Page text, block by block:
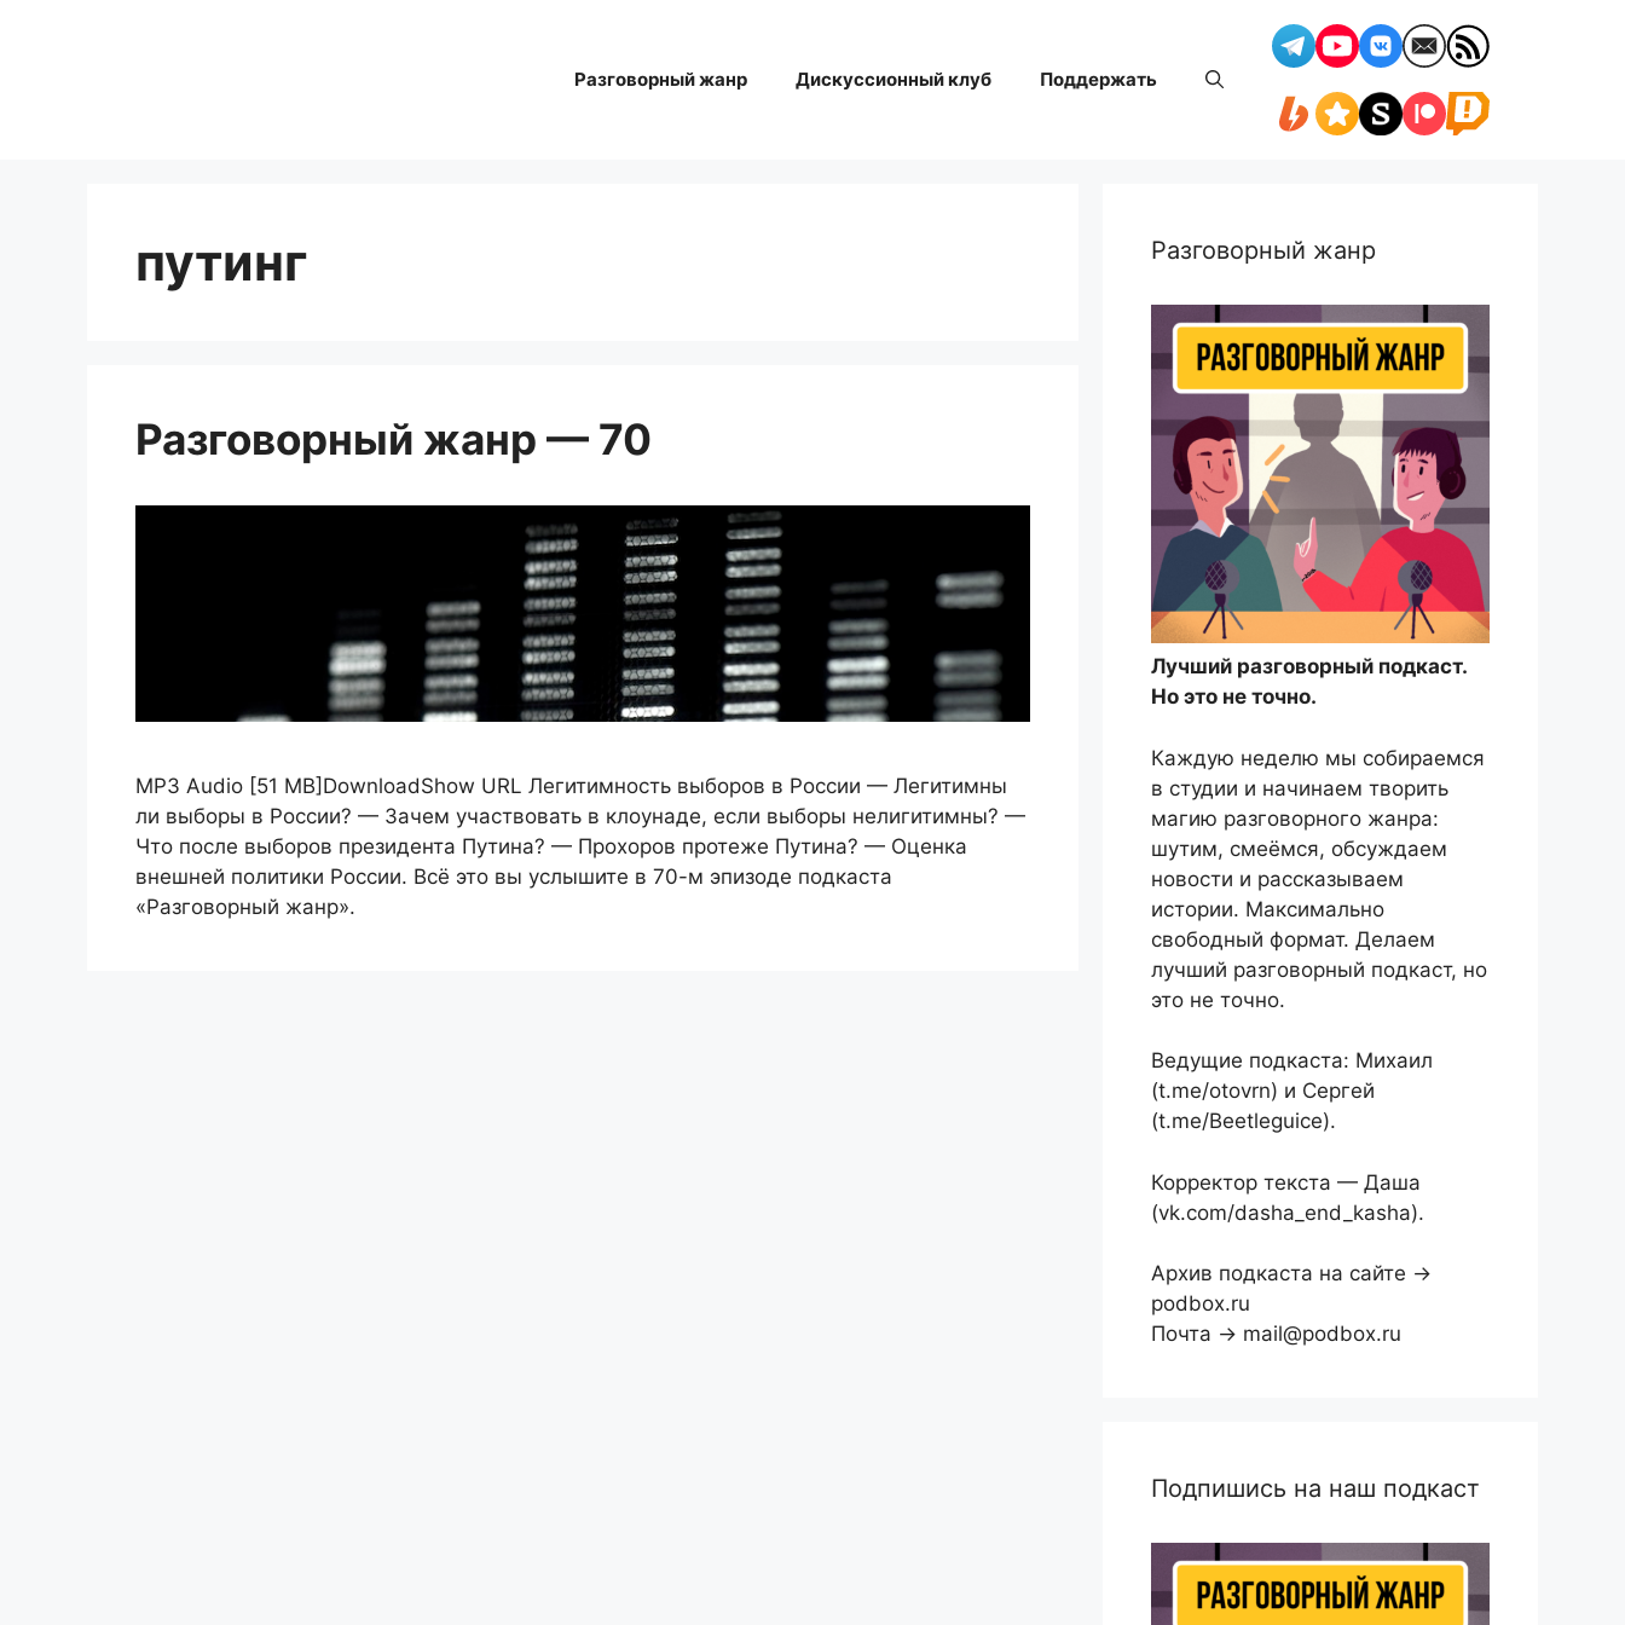
Разговорный жанр Дискуссионный клуб Поддержать
путинг
Разговорный жанр — 70
MP3 Audio [51 MB]DownloadShow URL Легитимность выборов в России — Легитимны
ли выборы в России? — Зачем участвовать в клоунаде, если выборы нелигитимны? —
Что после выборов президента Путина? — Прохоров протеже Путина? — Оценка
внешней политики России. Всё это вы услышите в 70-м эпизоде подкаста
«Разговорный жанр».
Разговорный жанр
Лучший разговорный подкаст.
Но это не точно.
Каждую неделю мы собираемся
в студии и начинаем творить
магию разговорного жанра:
шутим, смеёмся, обсуждаем
новости и рассказываем
истории. Максимально
свободный формат. Делаем
лучший разговорный подкаст, но
это не точно.
Ведущие подкаста: Михаил
(t.me/otovrn) и Сергей
(t.me/Beetleguice).
Корректор текста — Даша
(vk.com/dasha_end_kasha).
Архив подкаста на сайте →
podbox.ru
Почта → mail@podbox.ru
Подпишись на наш подкаст